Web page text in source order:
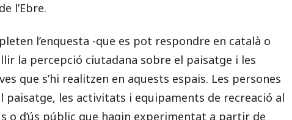
l’Ebre.
l’enquesta -que es pot respondre en català o
la percepció ciutadana sobre el paisatge i les
que s’hi realitzen en aquests espais. Les persones
les activitats i equipaments de recreació al
o d’ús públic que hagin experimentat a partir de